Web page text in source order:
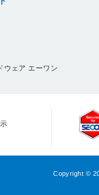
ウェア エーワン
Copyright ©